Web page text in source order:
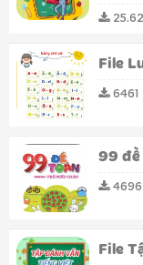
25.62
File
6461
99 đề
4696
File